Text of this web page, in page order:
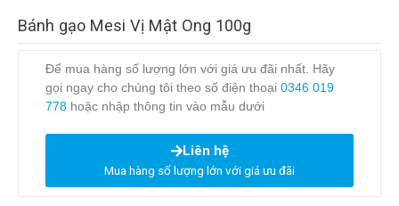
Bánh gạo Mesi Vị Mật Ong 100g
Để mua hàng số lượng lớn với giá ưu đãi nhất. Hãy
gọi ngay cho chúng tôi theo số điện thoại 0346 019
778 hoặc nhập thông tin vào mẫu dưới
Liên hệ
Mua hàng số lượng lớn với giá ưu đãi